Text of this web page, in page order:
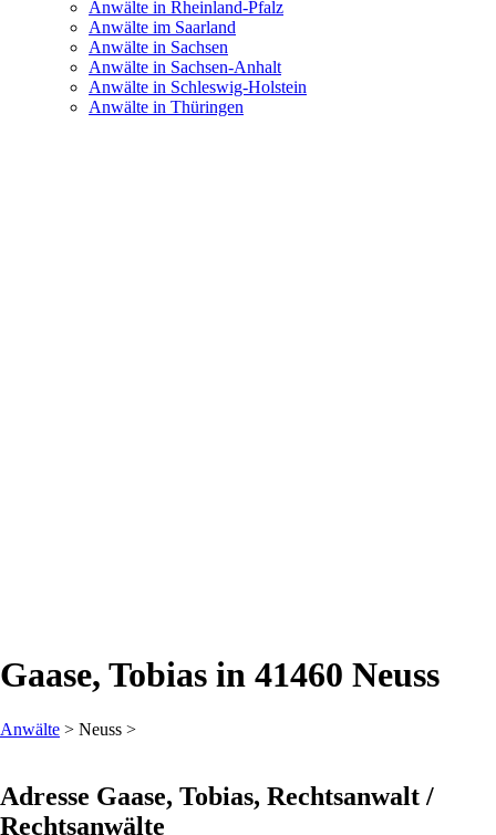
Anwälte in Rheinland-Pfalz
Anwälte im Saarland
Anwälte in Sachsen
Anwälte in Sachsen-Anhalt
Anwälte in Schleswig-Holstein
Anwälte in Thüringen
Gaase, Tobias in 41460 Neuss
Anwälte > Neuss >
Adresse Gaase, Tobias, Rechtsanwalt /
Rechtsanwälte